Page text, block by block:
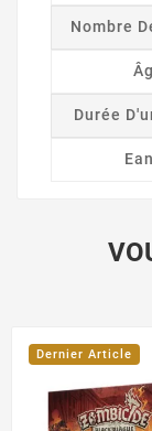
Nombre
Durée
Dernier Article